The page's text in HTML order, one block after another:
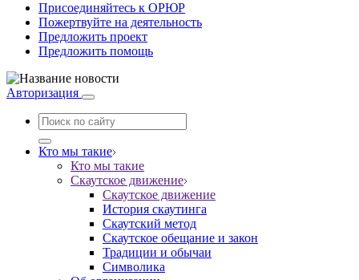
Присоединяйтесь к ОРЮР
Пожертвуйте на деятельность
Предложить проект
Предложить помощь
Авторизация
Кто мы такие
Кто мы такие
Скаутское движение
Скаутское движение
История скаутинга
Скаутский метод
Скаутское обещание и закон
Традиции и обычаи
Символика